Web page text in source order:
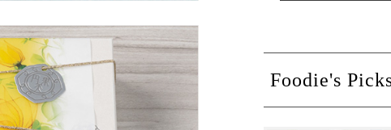
Foodie's